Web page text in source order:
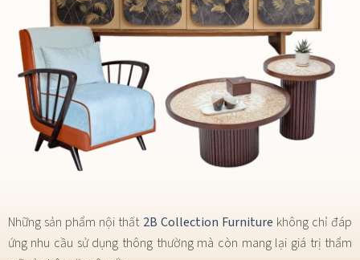
Những sản phẩm nội thất 2B Collection Furniture không chỉ đáp
ứng nhu cầu sử dụng thông thường mà còn mang lại giá trị thẩm